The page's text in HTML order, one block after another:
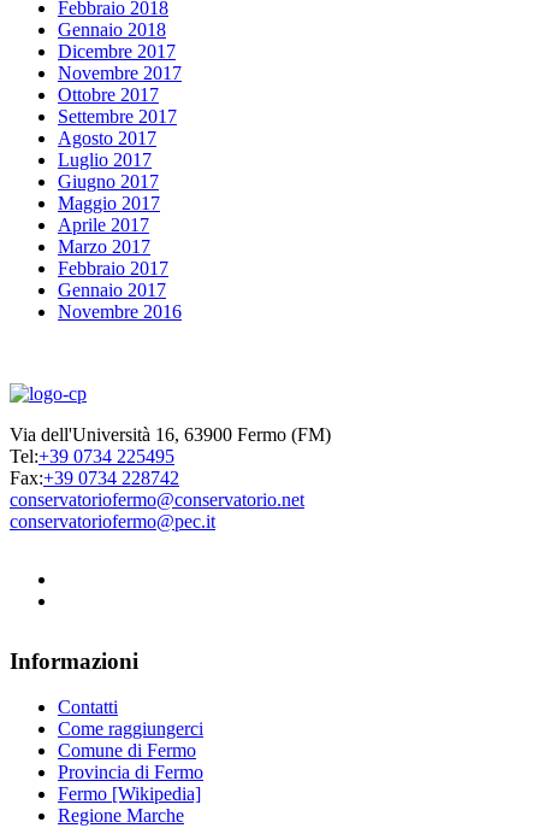
Febbraio 2018
Gennaio 2018
Dicembre 2017
Novembre 2017
Ottobre 2017
Settembre 2017
Agosto 2017
Luglio 2017
Giugno 2017
Maggio 2017
Aprile 2017
Marzo 2017
Febbraio 2017
Gennaio 2017
Novembre 2016
Via dell'Università 16, 63900 Fermo (FM)
Tel:+39 0734 225495
Fax:+39 0734 228742
conservatoriofermo@conservatorio.net
conservatoriofermo@pec.it
Informazioni
Contatti
Come raggiungerci
Comune di Fermo
Provincia di Fermo
Fermo [Wikipedia]
Regione Marche